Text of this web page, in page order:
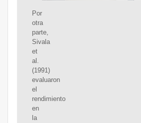
Por
otra
parte,
Sivala
et
al.
(1991)
evaluaron
el
rendimiento
en
la